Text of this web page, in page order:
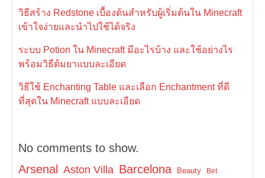
วิธีสร้าง Redstone เบื้องต้นสำหรับผู้เริ่มต้นใน Minecraft
เข้าใจง่ายและนำไปใช้ได้จริง
ระบบ Potion ใน Minecraft มีอะไรบ้าง และใช้อย่างไร
พร้อมวิธีต้มยาแบบละเอียด
วิธีใช้ Enchanting Table และเลือก Enchantment ที่ดี
ที่สุดใน Minecraft แบบละเอียด
No comments to show.
Arsenal
Aston Villa Barcelona Beauty Bet